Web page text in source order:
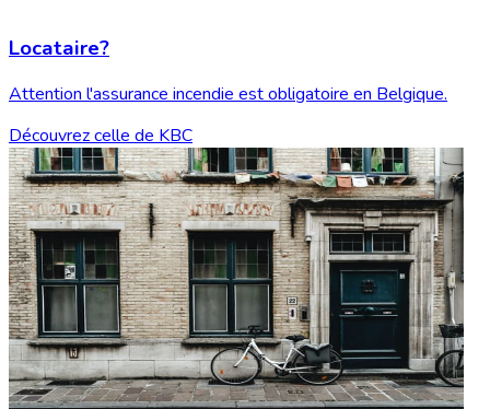
Locataire?
Attention l'assurance incendie est obligatoire en Belgique.
Découvrez celle de KBC